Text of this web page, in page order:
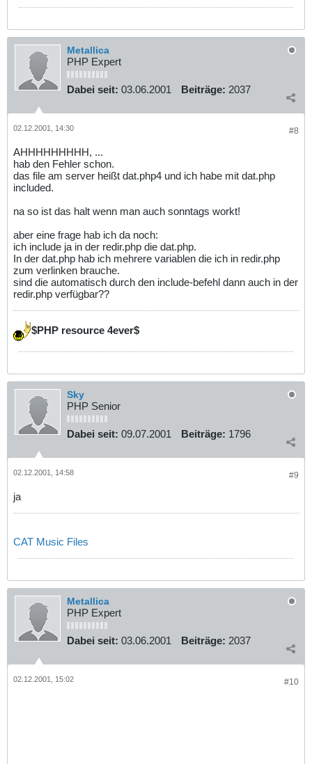
Metallica
PHP Expert
Dabei seit: 03.06.2001 Beiträge: 2037
#8
02.12.2001, 14:30
AHHHHHHHHH, ...
hab den Fehler schon.
das file am server heißt dat.php4 und ich habe mit dat.php
included.
na so ist das halt wenn man auch sonntags workt!
aber eine frage hab ich da noch:
ich include ja in der redir.php die dat.php.
In der dat.php hab ich mehrere variablen die ich in redir.php
zum verlinken brauche.
sind die automatisch durch den include-befehl dann auch in der
redir.php verfügbar??
$PHP resource 4ever$
Sky
PHP Senior
Dabei seit: 09.07.2001 Beiträge: 1796
#9
02.12.2001, 14:58
ja
CAT Music Files
Metallica
PHP Expert
Dabei seit: 03.06.2001 Beiträge: 2037
#10
02.12.2001, 15:02